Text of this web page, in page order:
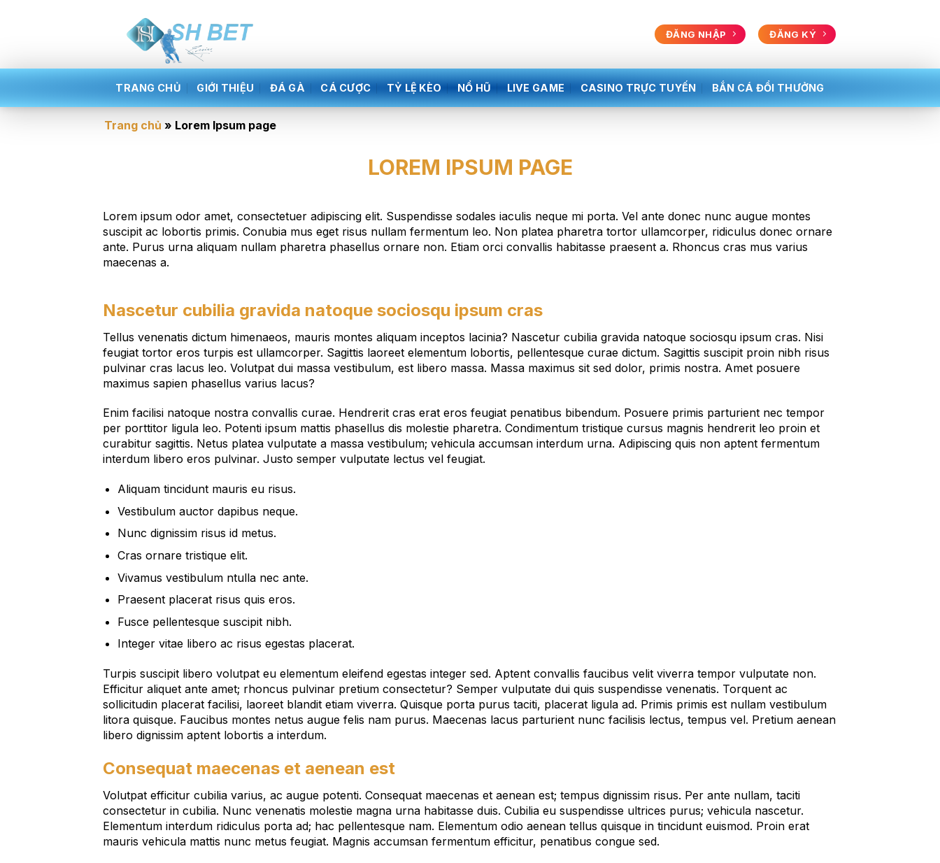
ĐĂNG NHẬP ĐĂNG KÝ
TRANG CHỦ GIỚI THIỆU ĐÁ GÀ CÁ CƯỢC TỶ LỆ KÈO NỔ HŨ LIVE GAME CASINO TRỰC TUYẾN BẮN CÁ ĐỔI THƯỞNG
Trang chủ » Lorem Ipsum page
LOREM IPSUM PAGE
Lorem ipsum odor amet, consectetuer adipiscing elit. Suspendisse sodales iaculis neque mi porta. Vel ante donec nunc augue montes
suscipit ac lobortis primis. Conubia mus eget risus nullam fermentum leo. Non platea pharetra tortor ullamcorper, ridiculus donec ornare
ante. Purus urna aliquam nullam pharetra phasellus ornare non. Etiam orci convallis habitasse praesent a. Rhoncus cras mus varius
maecenas a.
Nascetur cubilia gravida natoque sociosqu ipsum cras
Tellus venenatis dictum himenaeos, mauris montes aliquam inceptos lacinia? Nascetur cubilia gravida natoque sociosqu ipsum cras. Nisi
feugiat tortor eros turpis est ullamcorper. Sagittis laoreet elementum lobortis, pellentesque curae dictum. Sagittis suscipit proin nibh risus
pulvinar cras lacus leo. Volutpat dui massa vestibulum, est libero massa. Massa maximus sit sed dolor, primis nostra. Amet posuere
maximus sapien phasellus varius lacus?
Enim facilisi natoque nostra convallis curae. Hendrerit cras erat eros feugiat penatibus bibendum. Posuere primis parturient nec tempor
per porttitor ligula leo. Potenti ipsum mattis phasellus dis molestie pharetra. Condimentum tristique cursus magnis hendrerit leo proin et
curabitur sagittis. Netus platea vulputate a massa vestibulum; vehicula accumsan interdum urna. Adipiscing quis non aptent fermentum
interdum libero eros pulvinar. Justo semper vulputate lectus vel feugiat.
Aliquam tincidunt mauris eu risus.
Vestibulum auctor dapibus neque.
Nunc dignissim risus id metus.
Cras ornare tristique elit.
Vivamus vestibulum ntulla nec ante.
Praesent placerat risus quis eros.
Fusce pellentesque suscipit nibh.
Integer vitae libero ac risus egestas placerat.
Turpis suscipit libero volutpat eu elementum eleifend egestas integer sed. Aptent convallis faucibus velit viverra tempor vulputate non.
Efficitur aliquet ante amet; rhoncus pulvinar pretium consectetur? Semper vulputate dui quis suspendisse venenatis. Torquent ac
sollicitudin placerat facilisi, laoreet blandit etiam viverra. Quisque porta purus taciti, placerat ligula ad. Primis primis est nullam vestibulum
litora quisque. Faucibus montes netus augue felis nam purus. Maecenas lacus parturient nunc facilisis lectus, tempus vel. Pretium aenean
libero dignissim aptent lobortis a interdum.
Consequat maecenas et aenean est
Volutpat efficitur cubilia varius, ac augue potenti. Consequat maecenas et aenean est; tempus dignissim risus. Per ante nullam, taciti
consectetur in cubilia. Nunc venenatis molestie magna urna habitasse duis. Cubilia eu suspendisse ultrices purus; vehicula nascetur.
Elementum interdum ridiculus porta ad; hac pellentesque nam. Elementum odio aenean tellus quisque in tincidunt euismod. Proin erat
mauris vehicula mattis nunc metus feugiat. Magnis accumsan fermentum efficitur, penatibus congue sed.